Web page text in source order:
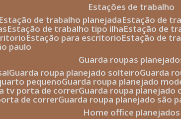
estações de trabalho
estação de trabalho planejada estação de
estação de trabalho tipo ilha estação de
estação para escritorio estação de
paulo
guarda roupas
guarda roupa planejado solteiro guarda
pequeno guarda roupa planejado
tv porta de correr guarda roupa
de correr guarda roupa planejado são
home office planejados